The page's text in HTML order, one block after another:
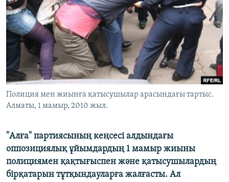
ЖАЗЫЛЫҢЫЗ
Басқа тілдерде
Полиция мен жиынға қатысушылар арасындағы тартыс.
Алматы, 1 мамыр, 2010 жыл.
"Алға" партиясының кеңсесі алдындағы
оппозициялық ұйымдардың 1 мамыр жиыны
полициямен қақтығыспен және қатысушылардың
бірқатарын тұтқындауларға жалғасты. Ал